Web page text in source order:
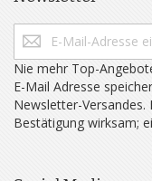
Nie mehr Top-
E-Mail Adresse
Newsletter-
Bestätigung wirksam;